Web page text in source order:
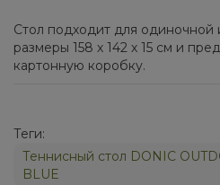
Стол подходит для одиночной
размеры 158 х 142 х 15 см и
картонную коробку.
Теги:
Теннисный стол DONIC
BLUE